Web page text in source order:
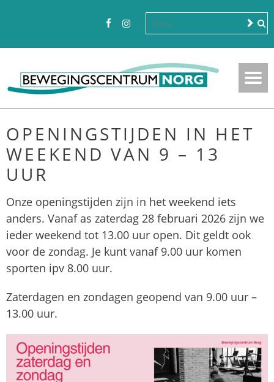
OPENINGSTIJDEN IN HET
WEEKEND VAN 9 – 13
UUR
Onze openingstijden zijn in het weekend iets
anders. Vanaf as zaterdag 28 februari 2026 zijn we
ieder weekend tot 13.00 uur open. Dit geldt ook
voor de zondag. Je kunt vanaf 9.00 uur komen
sporten ipv 8.00 uur.
Zaterdagen en zondagen geopend van 9.00 uur –
13.00 uur.